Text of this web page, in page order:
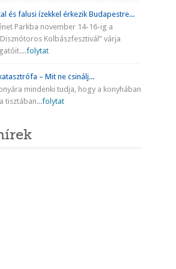
és falusi ízekkel érkezik Budapestre...
Parkba november 14-16-ig a
Kolbászfesztivál” várja
folytat
– Mit ne csinálj...
mindenki tudja, hogy a konyhában
tisztában...folytat